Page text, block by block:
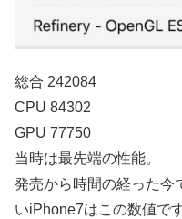
総合 242084
CPU 84302
GPU 77750
当時は最先端の性能。
発売から時間の経った今
いiPhone7はこの数値です